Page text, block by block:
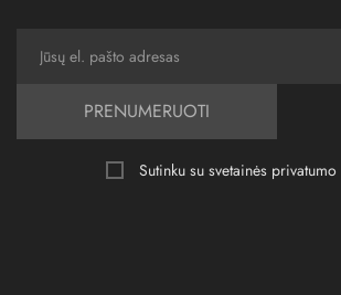
PRENUMERUOTI
Sutinku su svetainės